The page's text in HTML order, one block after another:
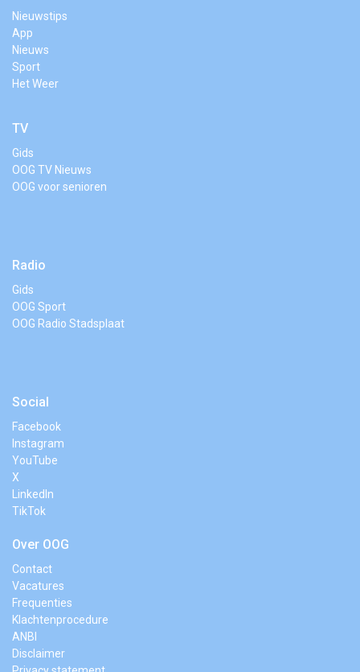
Nieuwstips
App
Nieuws
Sport
Het Weer
TV
Gids
OOG TV Nieuws
OOG voor senioren
Radio
Gids
OOG Sport
OOG Radio Stadsplaat
Social
Facebook
Instagram
YouTube
X
LinkedIn
TikTok
Over OOG
Contact
Vacatures
Frequenties
Klachtenprocedure
ANBI
Disclaimer